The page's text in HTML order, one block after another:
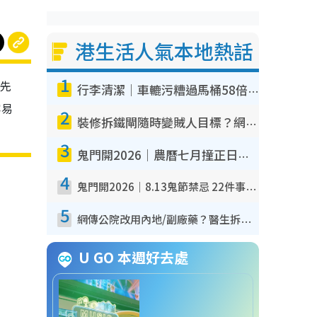
港生活人氣本地熱話
1 行李清潔｜車轆污糟過馬桶58倍！專家警告忌用酒精抹 教1招免污手除菌
2 裝修拆鐵閘隨時變賊人目標？網民揭2大關鍵用途：裝新式等於白裝？附新舊鐵閘分別
3 鬼門開2026｜農曆七月撞正日全食特別邪？專家警告切忌做一事！揭4大禁忌+2招保平安
4 鬼門開2026｜8.13鬼節禁忌 22件事唔做得！燒肉、刺身要少食？半夜勿吹口哨/打呢個電話
5 網傳公院改用內地/副廠藥？醫生拆解正副廠分別 揭4類人換藥隨時出事
U GO 本週好去處